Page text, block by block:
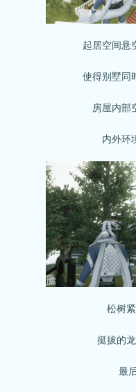
起居空间悬空
使得别墅同时
房屋内部空
内外环境
松树紧
挺拔的龙
最后